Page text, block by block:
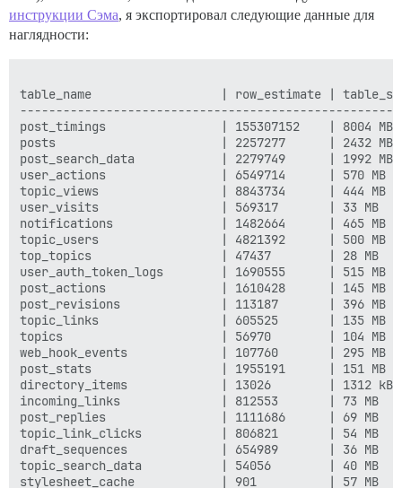
инструкции Сэма, я экспортировал следующие данные для
наглядности: